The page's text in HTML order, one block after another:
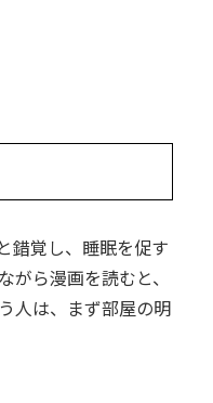
錯覚し、睡眠を促す
ら漫画を読むと、
人は、まず部屋の明